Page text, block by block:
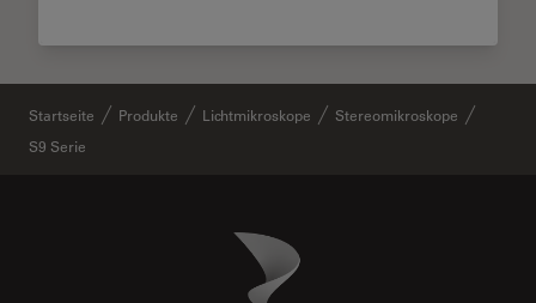
Startseite Produkte Lichtmikroskope
Stereomikroskope
S9 Serie
Danaher Logo